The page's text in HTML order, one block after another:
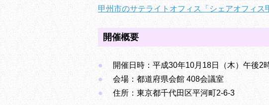
甲州市のサテライトオフィス「シェアオフィス
開催概要
開催日時：平成30年10月18日（木）午後2
会場：都道府県会館 408会議室
住所：東京都千代田区平河町2-6-3